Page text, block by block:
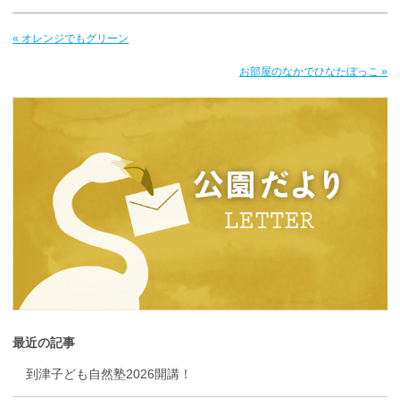
« オレンジでもグリーン
お部屋のなかでひなたぼっこ »
最近の記事
到津子ども自然塾2026開講！